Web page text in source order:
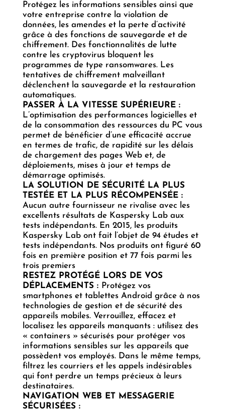
Protégez les informations sensibles ainsi que
votre entreprise contre la violation de
données, les amendes et la perte d’activité
grâce à des fonctions de sauvegarde et de
chiffrement. Des fonctionnalités de lutte
contre les cryptovirus bloquent les
programmes de type ransomwares. Les
tentatives de chiffrement malveillant
déclenchent la sauvegarde et la restauration
automatiques.
PASSER À LA VITESSE SUPÉRIEURE :
L’optimisation des performances logicielles et
de la consommation des ressources du PC vous
permet de bénéficier d’une efficacité accrue
en termes de trafic, de rapidité sur les délais
de chargement des pages Web et, de
déploiements, mises à jour et temps de
démarrage optimisés.
LA SOLUTION DE SÉCURITÉ LA PLUS
TESTÉE ET LA PLUS RÉCOMPENSÉE :
Aucun autre fournisseur ne rivalise avec les
excellents résultats de Kaspersky Lab aux
tests indépendants. En 2015, les produits
Kaspersky Lab ont fait l’objet de 94 études et
tests indépendants. Nos produits ont figuré 60
fois en première position et 77 fois parmi les
trois premiers
RESTEZ PROTÉGÉ LORS DE VOS
DÉPLACEMENTS : Protégez vos
smartphones et tablettes Android grâce à nos
technologies de gestion et de sécurité des
appareils mobiles. Verrouillez, effacez et
localisez les appareils manquants : utilisez des
« containers » sécurisés pour protéger vos
informations sensibles sur les appareils que
possèdent vos employés. Dans le même temps,
filtrez les courriers et les appels indésirables
qui font perdre un temps précieux à leurs
destinataires.
NAVIGATION WEB ET MESSAGERIE
SÉCURISÉES :